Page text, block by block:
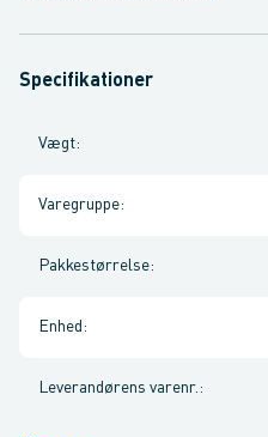
Specifikationer
Vægt:
Varegruppe:
Pakkestørrelse:
Enhed :
Leverandørens varenr. :